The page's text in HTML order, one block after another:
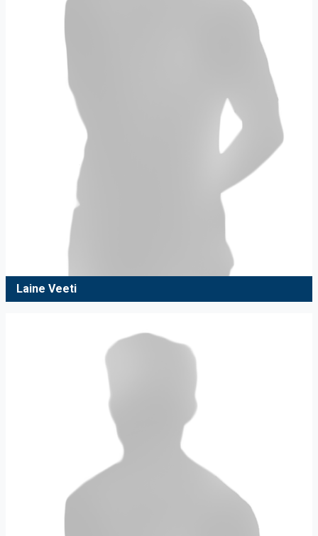
Laine Veeti